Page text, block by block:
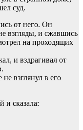
суд.
от него. Он
взгляды, и сжавшись
на проходящих
и вздрагивал от
взглянул в его
и сказала: